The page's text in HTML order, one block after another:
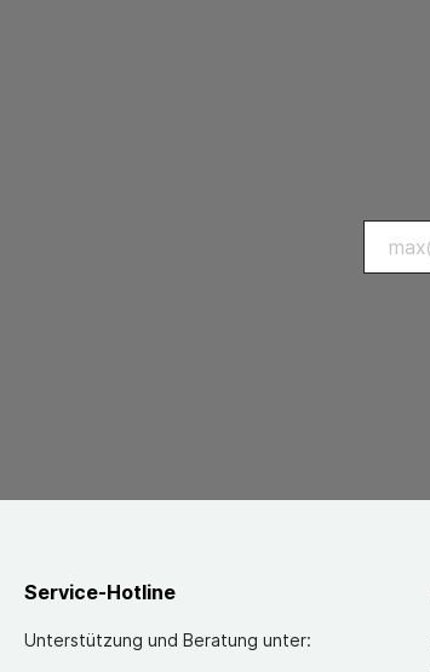
Service-Hotline
Unterstützung und Beratung unter: